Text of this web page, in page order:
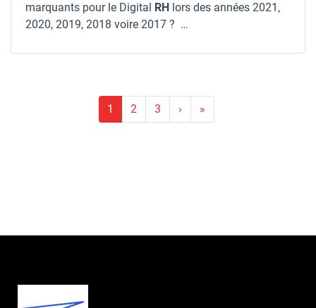
marquants pour le Digital
RH lors des années 2021,
2020, 2019, 2018 voire 2017 ? …
1 2 3 ›Page»Dernière